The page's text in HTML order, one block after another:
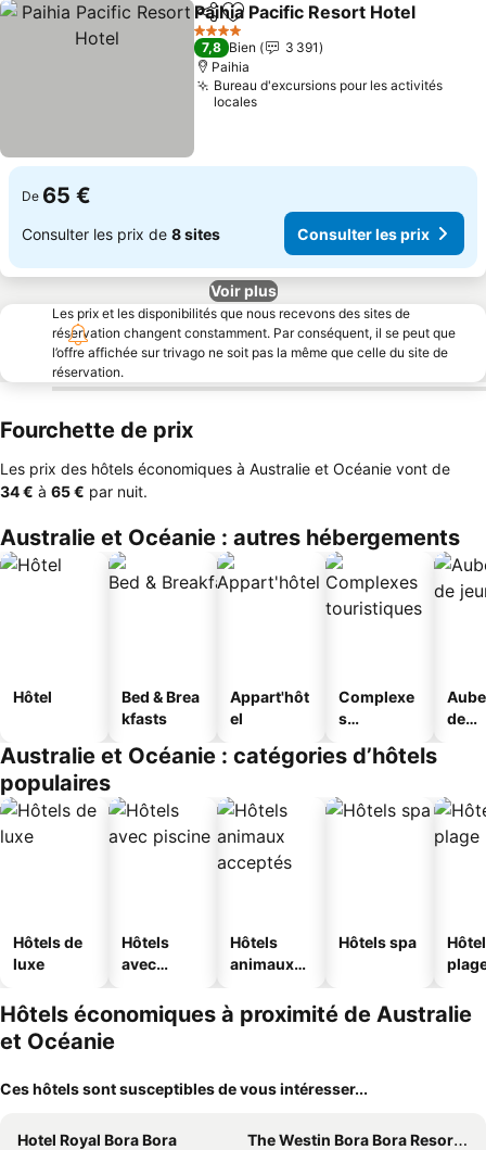
PartagerAjouter à mes favoris
Paihia Pacific Resort Hotel
4 Étoiles
7,8 Bien
3 391
Paihia
Bureau d'excursions pour les activités
locales
De 65 €
Consulter les prix de 8 sites Consulter les prix
Voir plus
Les prix et les disponibilités que nous recevons des sites de
réservation changent constamment. Par conséquent, il se peut que
l’offre affichée sur trivago ne soit pas la même que celle du site de
réservation.
Fourchette de prix
Les prix des hôtels économiques à Australie et Océanie vont de
‎34 € à ‎65 € par nuit.
Australie et Océanie : autres hébergements
Hôtel
Bed & Brea
kfasts
Appart'hôt
el
Complexe
s
s
de
Australie et Océanie : catégories d’hôtels
populaires
Hôtels de
luxe
Hôtels
avec
Hôtels
animaux
Hôtels spa
Hôtels économiques à proximité de Australie
et Océanie
Ces hôtels sont susceptibles de vous intéresser...
Hotel Royal Bora Bora
The Westin Bora Bora Resort & Spa